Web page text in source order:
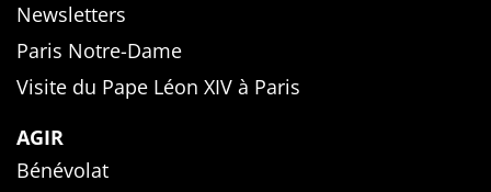
Newsletters
Paris Notre-Dame
Visite du Pape Léon XIV à Paris
AGIR
Bénévolat